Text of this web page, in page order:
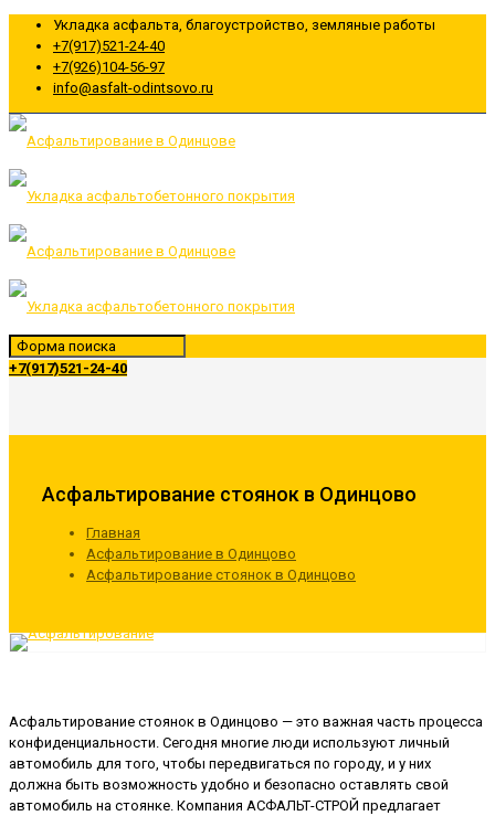
Укладка асфальта, благоустройство, земляные работы
+7(917)521-24-40
+7(926)104-56-97
info@asfalt-odintsovo.ru
+7(917)521-24-40
Асфальтирование стоянок в Одинцово
Главная
Асфальтирование в Одинцово
Асфальтирование стоянок в Одинцово
Асфальтирование стоянок в Одинцово — это важная часть процесса
конфиденциальности. Сегодня многие люди используют личный
автомобиль для того, чтобы передвигаться по городу, и у них
должна быть возможность удобно и безопасно оставлять свой
автомобиль на стоянке. Компания АСФАЛЬТ-СТРОЙ предлагает